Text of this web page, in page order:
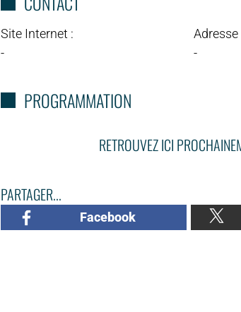
Site Internet :
-
Adresse
-
PROGRAMMATION
RETROUVEZ ICI
PARTAGER...
Facebook